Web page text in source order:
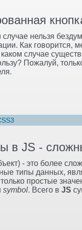
нельзя
Как говорится,
случае
Пожалуй,
в JS -
- это более
типы данных,
простые
symbol. Всего в JS